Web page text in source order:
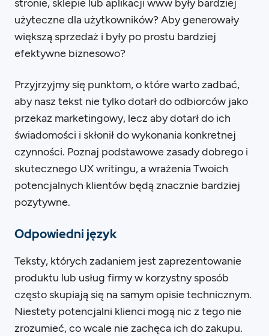
stronie, sklepie lub aplikacji www były bardziej
użyteczne dla użytkowników? Aby generowały
większą sprzedaż i były po prostu bardziej
efektywne biznesowo?
Przyjrzyjmy się punktom, o które warto zadbać,
aby nasz tekst nie tylko dotarł do odbiorców jako
przekaz marketingowy, lecz aby dotarł do ich
świadomości i skłonił do wykonania konkretnej
czynności. Poznaj podstawowe zasady dobrego i
skutecznego UX writingu, a wrażenia Twoich
potencjalnych klientów będą znacznie bardziej
pozytywne.
Odpowiedni język
Teksty, których zadaniem jest zaprezentowanie
produktu lub usług firmy w korzystny sposób
często skupiają się na samym opisie technicznym.
Niestety potencjalni klienci mogą nic z tego nie
zrozumieć, co wcale nie zachęca ich do zakupu.